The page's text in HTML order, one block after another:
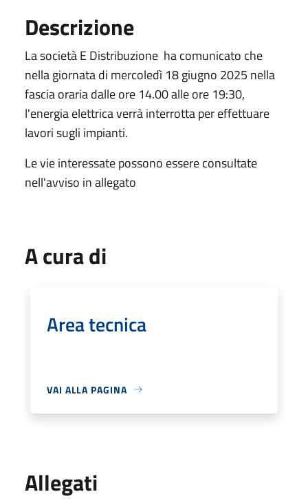
Descrizione
La società E Distribuzione ha comunicato che
nella giornata di mercoledì 18 giugno 2025 nella
fascia oraria dalle ore 14.00 alle ore 19:30,
l'energia elettrica verrà interrotta per effettuare
lavori sugli impianti.
Le vie interessate possono essere consultate
nell'avviso in allegato
A cura di
Area tecnica
VAI ALLA PAGINA
Allegati